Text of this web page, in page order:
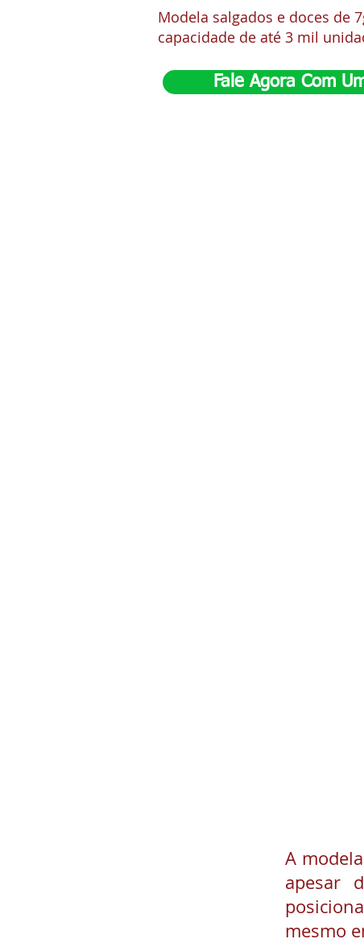
Modela salgados e doces de
capacidade de até 3 mil
Fale Agora Com
A
apesar
mesmo